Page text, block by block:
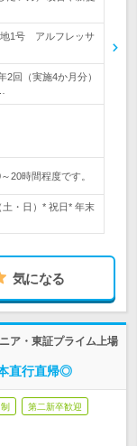
地1号 アルフレッサ
2回（実施4か月分）
20時間程度です。
・日）* 祝日* 年末
気になる
ア・東証プライム上場
直行直帰◎
第二新卒歓迎